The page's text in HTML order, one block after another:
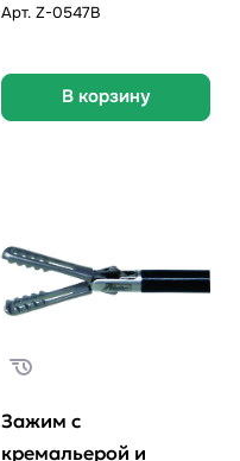
Арт. Z-0547В
В корзину
Зажим с
кремальерой и